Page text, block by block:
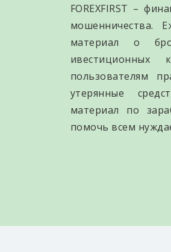
FOREXFIRST –
мошенничества.
материал о
ивестиционных
пользователям
утерянные
материал по
помочь всем